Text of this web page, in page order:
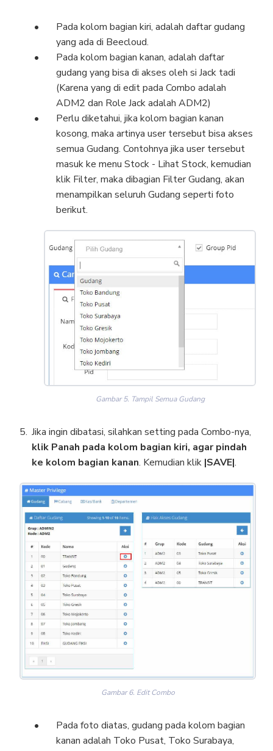
Pada kolom bagian kiri, adalah daftar gudang
yang ada di Beecloud.
Pada kolom bagian kanan, adalah daftar
gudang yang bisa di akses oleh si Jack tadi
(Karena yang di edit pada Combo adalah
ADM2 dan Role Jack adalah ADM2)
Perlu diketahui, jika kolom bagian kanan
kosong, maka artinya user tersebut bisa akses
semua Gudang. Contohnya jika user tersebut
masuk ke menu Stock - Lihat Stock, kemudian
klik Filter, maka dibagian Filter Gudang, akan
menampilkan seluruh Gudang seperti foto
berikut.
Gambar 5. Tampil Semua Gudang
Jika ingin dibatasi, silahkan setting pada Combo-nya,
klik Panah pada kolom bagian kiri, agar pindah
ke kolom bagian kanan. Kemudian klik |SAVE|.
Gambar 6. Edit Combo
Pada foto diatas, gudang pada kolom bagian
kanan adalah Toko Pusat, Toko Surabaya,